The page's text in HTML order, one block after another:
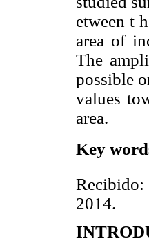
etween t
area of
The
possible
values
area.
Key
2014.